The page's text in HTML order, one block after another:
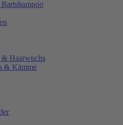
& Haarwuchs
& Kämme